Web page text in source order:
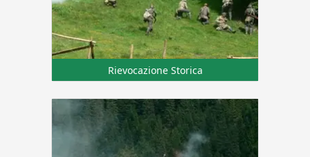
Rievocazione Storica